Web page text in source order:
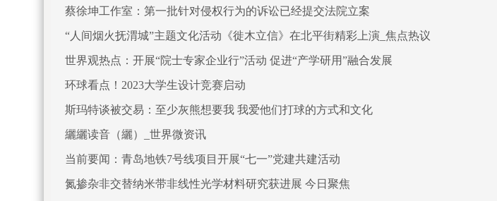
蔡徐坤工作室：第一批针对侵权行为的诉讼已经提交法院立案
“人间烟火抚渭城”主题文化活动《徙木立信》在北平街精彩上演_焦点热议
世界观热点：开展“院士专家企业行”活动 促进“产学研用”融合发展
环球看点！2023大学生设计竞赛启动
斯玛特谈被交易：至少灰熊想要我 我爱他们打球的方式和文化
纚纚读音（纚）_世界微资讯
当前要闻：青岛地铁7号线项目开展“七一”党建共建活动
氮掺杂非交替纳米带非线性光学材料研究获进展 今日聚焦